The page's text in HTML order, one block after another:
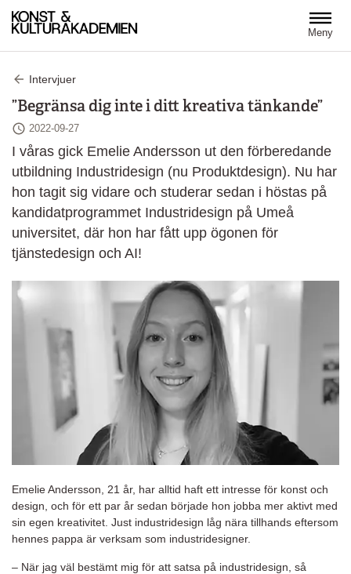
Meny
Intervjuer
”Begränsa dig inte i ditt kreativa tänkande”
Senast ändrad
2022-09-27
I våras gick Emelie Andersson ut den förberedande
utbildning Industridesign (nu Produktdesign). Nu har
hon tagit sig vidare och studerar sedan i höstas på
kandidatprogrammet Industridesign på Umeå
universitet, där hon har fått upp ögonen för
tjänstedesign och AI!
Emelie Andersson, 21 år, har alltid haft ett intresse för konst och
design, och för ett par år sedan började hon jobba mer aktivt med
sin egen kreativitet. Just industridesign låg nära tillhands eftersom
hennes pappa är verksam som industridesigner.
– När jag väl bestämt mig för att satsa på industridesign, så